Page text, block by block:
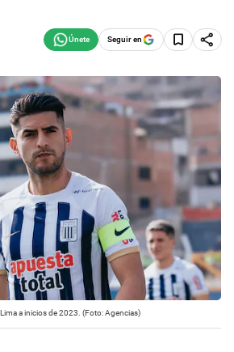
Seguir en
a inicios de 2023. (Foto: Agencias)